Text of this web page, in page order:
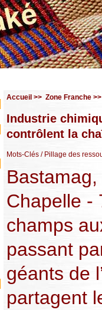
Accueil >> Zone Franche
Industrie
contrôlent la
Mots-Clés / Pillage des
Chapelle -
champs
passant
géants de
partagent